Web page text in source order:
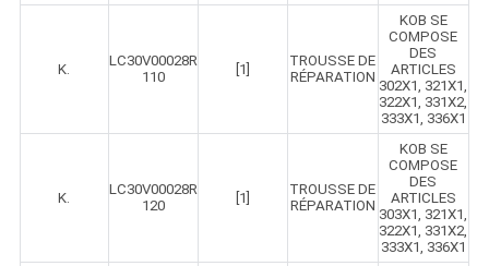
K.
LC30V00028R
110
[1]
TROUSSE DE
RÉPARATION
KOB SE
COMPOSE
DES
ARTICLES
302X1, 321X1,
322X1, 331X2,
333X1, 336X1
K.
LC30V00028R
120
[1]
TROUSSE DE
RÉPARATION
KOB SE
COMPOSE
DES
ARTICLES
303X1, 321X1,
322X1, 331X2,
333X1, 336X1